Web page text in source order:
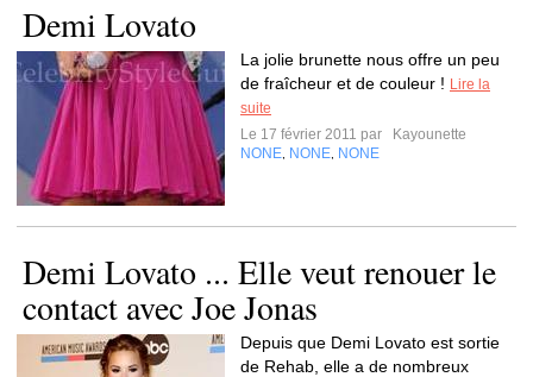
Demi Lovato
La jolie brunette nous offre un peu
de fraîcheur et de couleur ! Lire la
suite
Le 17 février 2011 par
Kayounette
NONE NONE NONE
Demi Lovato ... Elle veut renouer le
contact avec Joe Jonas
Depuis que Demi Lovato est sortie
de Rehab, elle a de nombreux